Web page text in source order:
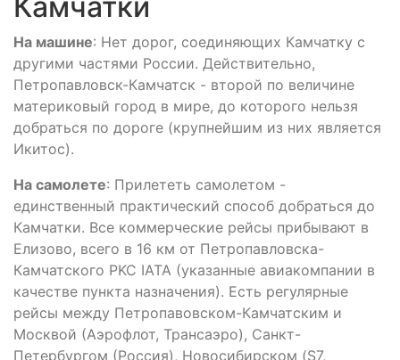
На машине: Нет дорог, соединяющих Камчатку с
другими частями России. Действительно,
Петропавловск-Камчатск - второй по величине
материковый город в мире, до которого нельзя
добраться по дороге (крупнейшим из них является
Икитос).
На самолете: Прилететь самолетом -
единственный практический способ добраться до
Камчатки. Все коммерческие рейсы прибывают в
Елизово, всего в 16 км от Петропавловска-
Камчатского PKC IATA (указанные авиакомпании в
качестве пункта назначения). Есть регулярные
рейсы между Петропавовском-Камчатским и
Москвой (Аэрофлот, Трансаэро), Санкт-
Петербургом (Россия), Новосибирском (S7,